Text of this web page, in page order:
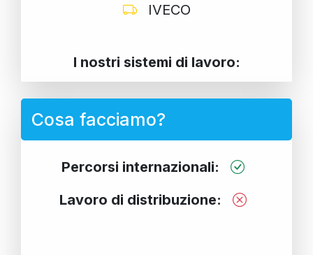
IVECO
I nostri sistemi di lavoro:
Cosa facciamo?
Percorsi internazionali:
Lavoro di distribuzione: